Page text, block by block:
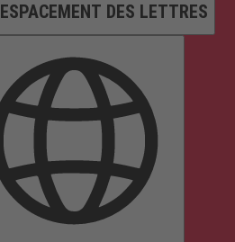
ESPACEMENT DES LETTRES